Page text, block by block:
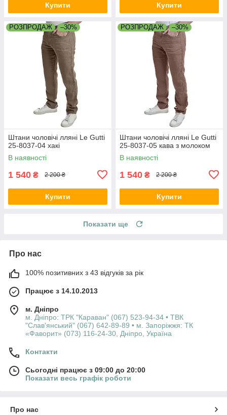
Купити Купити
РОЗПРОДАЖ –30%
Штани чоловічі лляні Le Gutti
25-8037-04 хакі
В наявності
1 540 ₴ 2 200 ₴
Купити
РОЗПРОДАЖ –30%
Штани чоловічі лляні Le Gutti
25-8037-05 кава з молоком
В наявності
1 540 ₴ 2 200 ₴
Купити
Показати ще
Про нас
100% позитивних з 43 відгуків за рік
Працює з 14.10.2013
м. Дніпро
м. Дніпро: ТРК "Караван" (067) 523-94-34 • ТВК
"Слав'янський" (067) 642-89-89 • м. Запоріжжя: ТК
«Фаворит» (073) 116-24-30, Дніпро, Україна
Контакти
Сьогодні працює з 09:00 до 20:00
Показати весь графік роботи
Про нас